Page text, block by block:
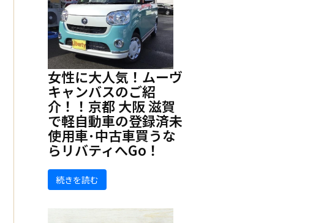
女性に大人気！ムーヴ
キャンバスのご紹
介！！京都 大阪 滋賀
で軽自動車の登録済未
使用車･中古車買うな
らリバティへGo！
続きを読む